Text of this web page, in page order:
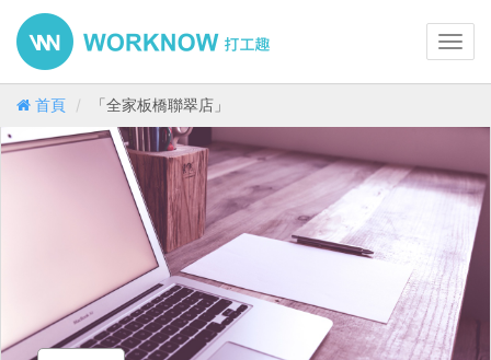
首頁 「全家板橋聯翠店」